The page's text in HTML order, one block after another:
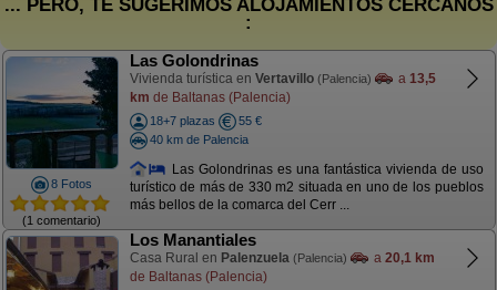
... PERO, TE SUGERIMOS ALOJAMIENTOS CERCANOS
:
8 Fotos
(1 comentario)
Las Golondrinas
Vivienda turística en Vertavillo (Palencia) a 13,5
km de Baltanas (Palencia)
18+7 plazas
55 €
40 km de Palencia
Las Golondrinas es una fantástica vivienda de uso
turístico de más de 330 m2 situada en uno de los pueblos
más bellos de la comarca del Cerr ...
Los Manantiales
Casa Rural en Palenzuela (Palencia) a 20,1 km
de Baltanas (Palencia)